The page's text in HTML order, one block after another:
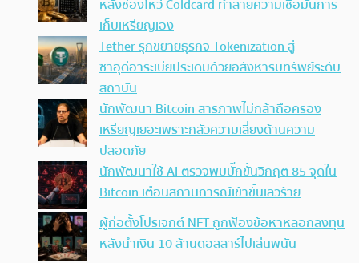
หลังช่องโหว่ Coldcard ทำลายความเชื่อมั่นการ
เก็บเหรียญเอง
Tether รุกขยายธุรกิจ Tokenization สู่
ซาอุดีอาระเบียประเดิมด้วยอสังหาริมทรัพย์ระดับ
สถาบัน
นักพัฒนา Bitcoin สารภาพไม่กล้าถือครอง
เหรียญเยอะเพราะกลัวความเสี่ยงด้านความ
ปลอดภัย
นักพัฒนาใช้ AI ตรวจพบบั๊กขั้นวิกฤต 85 จุดใน
Bitcoin เตือนสถานการณ์เข้าขั้นเลวร้าย
ผู้ก่อตั้งโปรเจกต์ NFT ถูกฟ้องข้อหาหลอกลงทุน
หลังนำเงิน 10 ล้านดอลลาร์ไปเล่นพนัน